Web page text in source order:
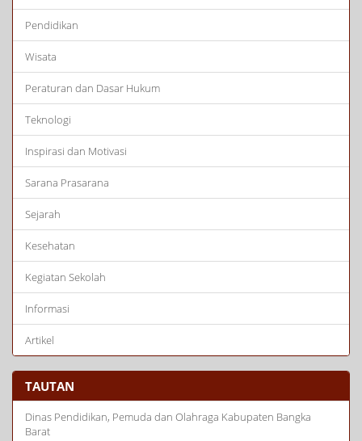
Pendidikan
Wisata
Peraturan dan Dasar Hukum
Teknologi
Inspirasi dan Motivasi
Sarana Prasarana
Sejarah
Kesehatan
Kegiatan Sekolah
Informasi
Artikel
TAUTAN
Dinas Pendidikan, Pemuda dan Olahraga Kabupaten Bangka
Barat